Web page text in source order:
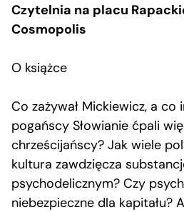
Czytelnia na placu
Cosmopolis
O książce
Co zażywał Mickiewicz, a co
pogańscy Słowianie ćpali
chrześcijańscy? Jak wiele
kultura zawdzięcza
psychodelicznym? Czy
niebezpieczne dla kapitału?